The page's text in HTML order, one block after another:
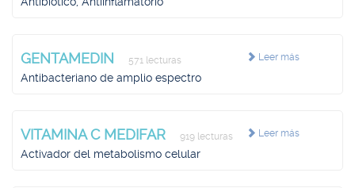
Leer más
GENTAMEDIN 571 lecturas
Antibacteriano de amplio espectro
Leer más
VITAMINA C MEDIFAR 919 lecturas
Activador del metabolismo celular